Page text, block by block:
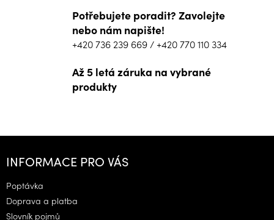
Potřebujete poradit? Zavolejte
nebo nám napište!
+420 736 239 669 / +420 770 110 334
Až 5 letá záruka na vybrané
produkty
Z
INFORMACE PRO VÁS
Poptávka
Doprava a platba
Slovník pojmů